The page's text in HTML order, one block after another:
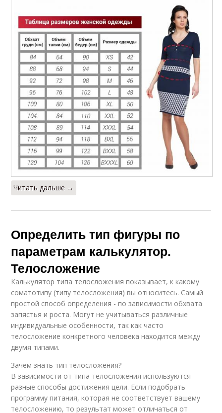
Читать дальше →
Определить тип фигуры по
параметрам калькулятор.
Телосложение
Калькулятор типа телосложения показывает, к какому
соматотипу (типу телосложения) вы относитесь. Самый
простой способ определения - по зависимости обхвата
запястья и роста. Могут не учитываться различные
индивидуальные особенности, так как часто
телосложение конкретного человека находится между
двумя типами.
Зачем знать тип телосложения?
В зависимости от типа телосложения используются
разные способы достижения цели. Если подобрать
программу питания, которая не соответствует вашему
телосложению, то результат может отличаться от